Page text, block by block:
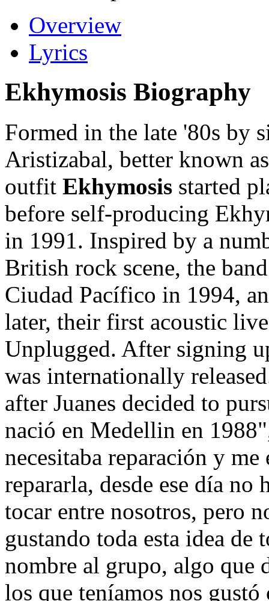
Overview
Lyrics
Ekhymosis Biography
Formed in the late '80s by
Aristizabal, better known
outfit Ekhymosis started
before self-producing
in 1991. Inspired by a
British rock scene, the
Ciudad Pacífico in 1994,
later, their first acoustic
Unplugged. After signing
was internationally
after Juanes decided to
nació en Medellin en
necesitaba reparación y
repararla, desde ese día no
tocar entre nosotros, pero
gustando toda esta idea de
nombre al grupo, algo que
los que teníamos nos